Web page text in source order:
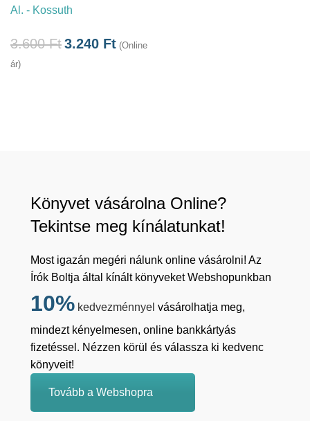
Al. - Kossuth
3.600Ft3.240 Ft (Online
ár)
Könyvet vásárolna Online?
Tekintse meg kínálatunkat!
Most igazán megéri nálunk online vásárolni! Az
Írók Boltja által kínált könyveket Webshopunkban
10% kedvezménnyel vásárolhatja meg,
mindezt kényelmesen, online bankkártyás
fizetéssel. Nézzen körül és válassza ki kedvenc
könyveit!
Tovább a Webshopra